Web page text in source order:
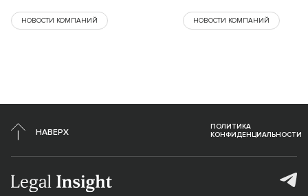
НОВОСТИ КОМПАНИЙ НОВОСТИ КОМПАНИЙ
НАВЕРХ
ПОЛИТИКА
КОНФИДЕНЦИАЛЬНОСТИ